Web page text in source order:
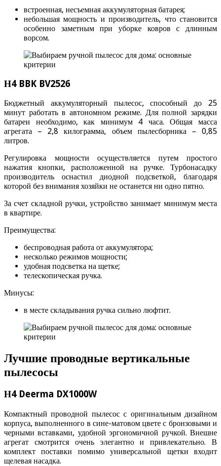
встроенная, несъемная аккумуляторная батарея;
небольшая мощность и производитель, что становится
особенно заметным при уборке ковров с длинным
ворсом.
Н4 BBK BV2526
Бюджетный аккумуляторный пылесос, способный до 25
минут работать в автономном режиме. Для полной зарядки
батареи необходимо, как минимум 4 часа. Общая масса
агрегата – 2,8 килограмма, объем пылесборника – 0,85
литров.
Регулировка мощности осуществляется путем простого
нажатия кнопки, расположенной на ручке. Турбонасадку
производитель оснастил диодной подсветкой, благодаря
которой без внимания хозяйки не останется ни одно пятно.
За счет складной ручки, устройство занимает минимум места
в квартире.
Преимущества:
беспроводная работа от аккумулятора;
несколько режимов мощности;
удобная подсветка на щетке;
телескопическая ручка.
Минусы:
в месте складывания ручка сильно люфтит.
Лучшие проводные вертикальные
пылесосы
Н4 Deerma DX1000W
Компактный проводной пылесос с оригинальным дизайном
корпуса, выполненного в сине-матовом цвете с бронзовыми и
черными вставками, удобной эргономичной ручкой. Внешне
агрегат смотрится очень элегантно и привлекательно. В
комплект поставки помимо универсальной щетки входит
щелевая насадка.